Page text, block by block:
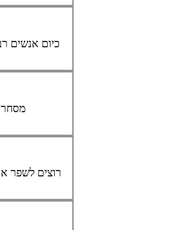
כיום אנשים
מסחר
... רוצים